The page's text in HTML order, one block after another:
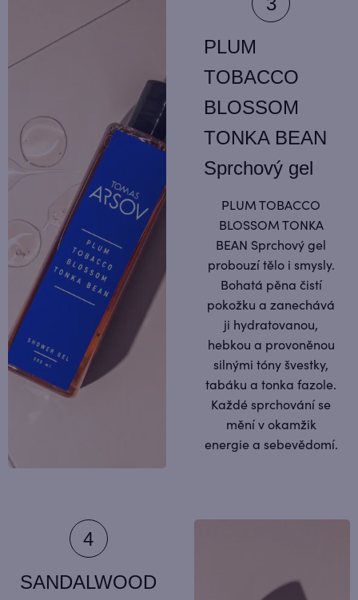
PLUM
TOBACCO
BLOSSOM
TONKA BEAN
Sprchový gel
PLUM TOBACCO
BLOSSOM TONKA
BEAN Sprchový gel
probouzí tělo i smysly.
Bohatá pěna čistí
pokožku a zanechává
ji hydratovanou,
hebkou a provoněnou
silnými tóny švestky,
tabáku a tonka fazole.
Každé sprchování se
mění v okamžik
energie a sebevědomí.
SANDALWOOD